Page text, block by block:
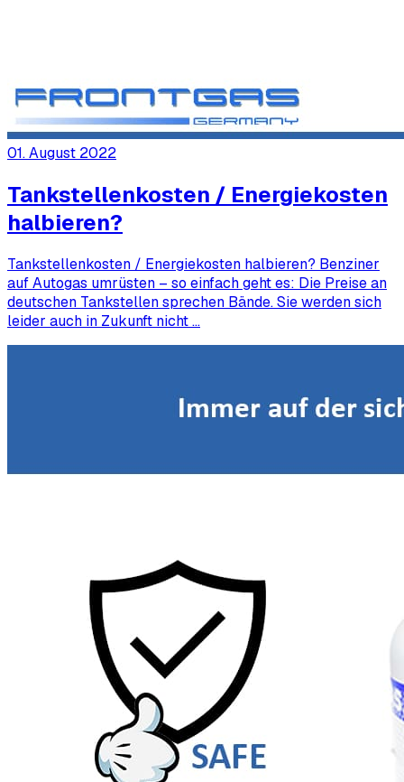
01. August 2022
Tankstellenkosten / Energiekosten
halbieren?
Tankstellenkosten / Energiekosten halbieren? Benziner
auf Autogas umrüsten – so einfach geht es: Die Preise an
deutschen Tankstellen sprechen Bände. Sie werden sich
leider auch in Zukunft nicht …